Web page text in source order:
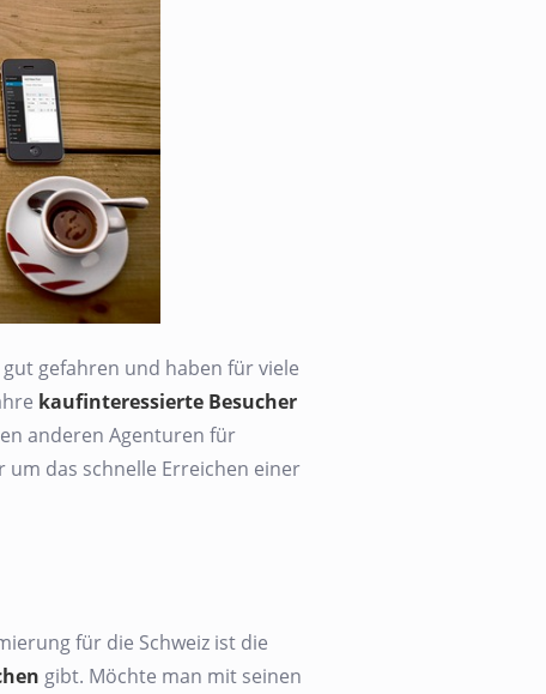
gefahren und haben für viele
kaufinteressierte Besucher
anderen Agenturen für
das schnelle Erreichen einer
für die Schweiz ist die
gibt. Möchte man mit seinen